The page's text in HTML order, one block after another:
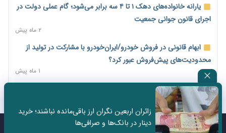
مرحله سیزدهم کالابرگ در سایه تورم؛ قدرت خرید یارانه یک‌میلیونی
۱۴ مرداد؛ اولین «روز ملی کارفرما» در تقویم رسمی ایران/«روز ملی
کارفرما» چگونه به تقویم رسمی کشور رسید؟
۱ روز پیش
سکه در یک قدمی ۱۸۵ میلیون تومان
۲ روز پیش
تشکل‌ها در مسیر ارتقای تاب‌آوری اعضا برنامه‌ریزی کنند
یارانه خانواده‌های دهک ۱ تا ۴ سه برابر می‌شود؛ گام عملی دولت در
اجرای قانون جوانی جمعیت
۲ ماه پیش
ابهام قانونی در فروش خودرو/ایران‌خودرو با مشارکت در تولید از
محدودیت‌های پیش‌فروش عبور کرد؟
۱ ماه پیش
سه نماد جدید اخزا در فرابورس پذیرش شد
ثبت نادرست عنوان شغلی، کارگر و کارفرما را با جریمه و شکایت
روبه‌رو می‌کند
زائران اربعین نگران ارز باقی‌مانده نباشند؛ خرید
دینار در بانک‌ها و صرافی‌ها